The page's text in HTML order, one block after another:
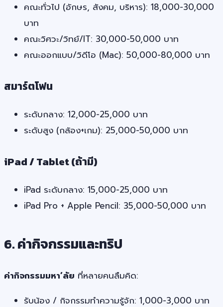
คณะทั่วไป (อักษร, สังคม, บริหาร): 18,000-30,000
บาท
คณะวิศวะ/วิทย์/IT: 30,000-50,000 บาท
คณะออกแบบ/วิดีโอ (Mac): 50,000-80,000 บาท
สมาร์ตโฟน
ระดับกลาง: 12,000-25,000 บาท
ระดับสูง (กล้อง+เกม): 25,000-50,000 บาท
iPad / Tablet (ถ้ามี)
iPad ระดับกลาง: 15,000-25,000 บาท
iPad Pro + Apple Pencil: 35,000-50,000 บาท
6. ค่ากิจกรรมและทริป
ค่ากิจกรรมมหา’ลัย ที่หลายคนลืมคิด:
รับน้อง / กิจกรรมทำความรู้จัก: 1,000-3,000 บาท